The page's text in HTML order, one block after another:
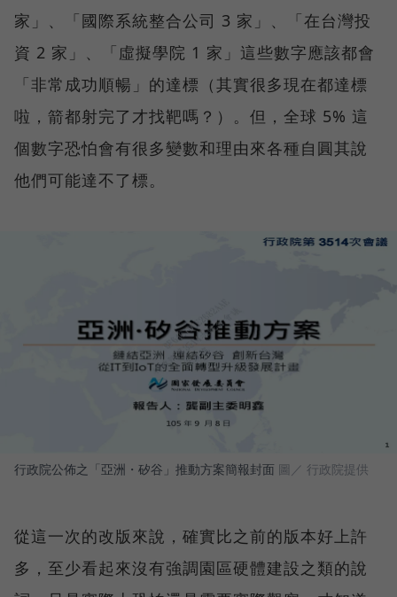
家」、「國際系統整合公司 3 家」、「在台灣投
資 2 家」、「虛擬學院 1 家」這些數字應該都會
「非常成功順暢」的達標（其實很多現在都達標
啦，箭都射完了才找靶嗎？）。但，全球 5% 這
個數字恐怕會有很多變數和理由來各種自圓其說
他們可能達不了標。
行政院公佈之「亞洲・矽谷」推動方案簡報封面 圖／ 行政院提供
從這一次的改版來說，確實比之前的版本好上許
多，至少看起來沒有強調園區硬體建設之類的說